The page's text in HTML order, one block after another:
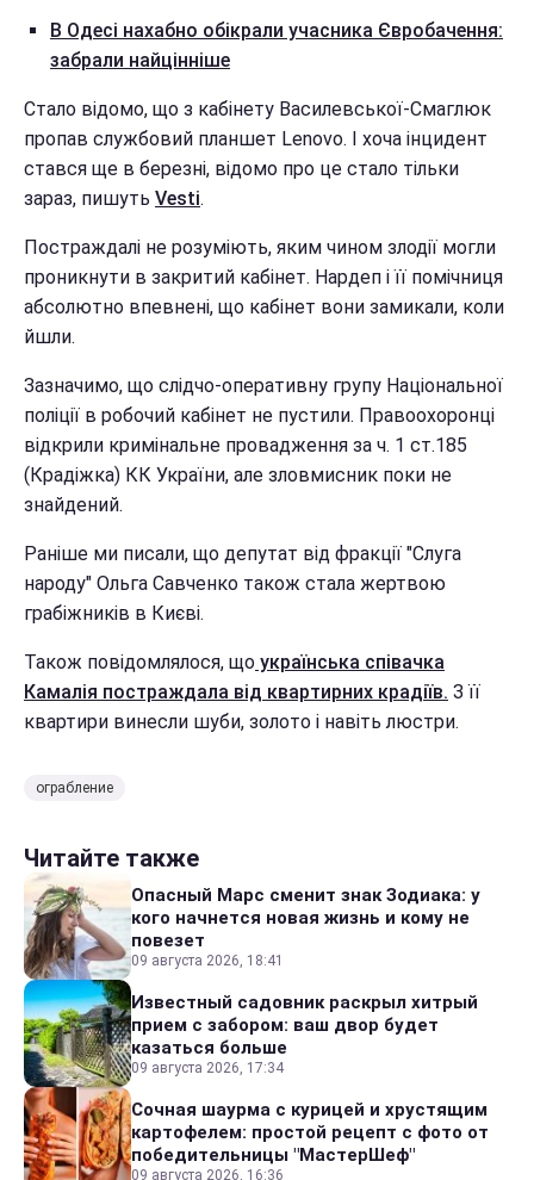
В Одесі нахабно обікрали учасника Євробачення:
забрали найцінніше
Стало відомо, що з кабінету Василевської-Смаглюк
пропав службовий планшет Lenovo. І хоча інцидент
стався ще в березні, відомо про це стало тільки
зараз, пишуть Vesti.
Постраждалі не розуміють, яким чином злодії могли
проникнути в закритий кабінет. Нардеп і її помічниця
абсолютно впевнені, що кабінет вони замикали, коли
йшли.
Зазначимо, що слідчо-оперативну групу Національної
поліції в робочий кабінет не пустили. Правоохоронці
відкрили кримінальне провадження за ч. 1 ст.185
(Крадіжка) КК України, але зловмисник поки не
знайдений.
Раніше ми писали, що депутат від фракції "Слуга
народу" Ольга Савченко також стала жертвою
грабіжників в Києві.
Також повідомлялося, що українська співачка
Камалія постраждала від квартирних крадіїв. З її
квартири винесли шуби, золото і навіть люстри.
ограбление
Читайте также
Опасный Марс сменит знак Зодиака: у
кого начнется новая жизнь и кому не
повезет
09 августа 2026, 18:41
Известный садовник раскрыл хитрый
прием с забором: ваш двор будет
казаться больше
09 августа 2026, 17:34
Сочная шаурма с курицей и хрустящим
картофелем: простой рецепт с фото от
победительницы "МастерШеф"
09 августа 2026, 16:36